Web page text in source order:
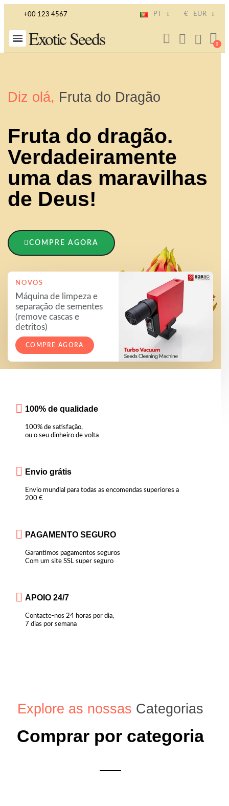
+00 123 4567 PT € EUR
Exotic Seeds
Diz olá, Fruta do Dragão
Fruta do dragão.
Verdadeiramente
uma das maravilhas
de Deus!
COMPRE AGORA
NOVOS
Máquina de limpeza e
separação de sementes
(remove cascas e
detritos)
COMPRE AGORA
100% de qualidade
100% de satisfação,
ou o seu dinheiro de volta
Envio grátis
Envio mundial para todas as encomendas superiores a
200 €
PAGAMENTO SEGURO
Garantimos pagamentos seguros
Com um site SSL super seguro
APOIO 24/7
Contacte-nos 24 horas por dia,
7 dias por semana
Explore as nossas Categorias
Comprar por categoria